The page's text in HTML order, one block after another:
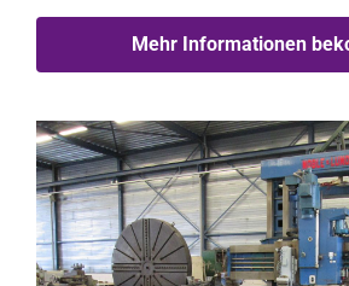
Mehr Informationen